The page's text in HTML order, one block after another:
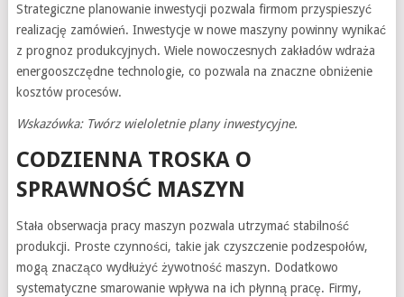
Strategiczne planowanie inwestycji pozwala firmom przyspieszyć
realizację zamówień. Inwestycje w nowe maszyny powinny wynikać
z prognoz produkcyjnych. Wiele nowoczesnych zakładów wdraża
energooszczędne technologie, co pozwala na znaczne obniżenie
kosztów procesów.
Wskazówka: Twórz wieloletnie plany inwestycyjne.
CODZIENNA TROSKA O
SPRAWNOŚĆ MASZYN
Stała obserwacja pracy maszyn pozwala utrzymać stabilność
produkcji. Proste czynności, takie jak czyszczenie podzespołów,
mogą znacząco wydłużyć żywotność maszyn. Dodatkowo
systematyczne smarowanie wpływa na ich płynną pracę. Firmy,